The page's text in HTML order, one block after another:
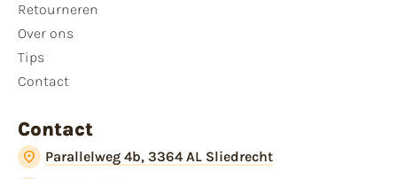
Retourneren
Over ons
Tips
Contact
Contact
Parallelweg 4b, 3364 AL Sliedrecht